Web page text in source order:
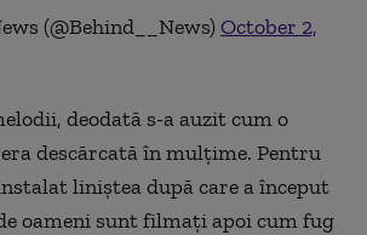
(@Behind__News) October 2,
deodată s-a auzit cum o
descărcată în mulțime. Pentru
liniștea după care a început
oameni sunt filmați apoi cum fug